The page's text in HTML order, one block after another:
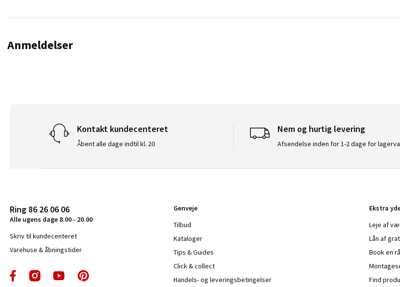
Anmeldelser
Kontakt kundecenteret
Åbent alle dage indtil kl. 20
Nem og hurtig levering
Afsendelse inden for 1-2 dage for
Ring 86 26 06 06
Alle ugens dage 8.00 - 20.00
Skriv til kundecenteret
Varehuse & åbningstider
Genveje
Tilbud
Kataloger
Tips & Guides
Click & collect
Handels- og leveringsbetingelser
Ekstra
Leje af
Lån af
Book en
Find